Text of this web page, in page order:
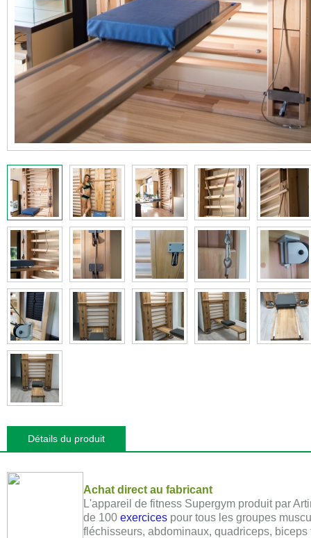
Détails du produit
Achat direct au fabricant
L'appareil de fitness Supergym produit par
de 100 exercices pour tous les groupes
fléchisseurs, abdominaux, quadriceps, biceps